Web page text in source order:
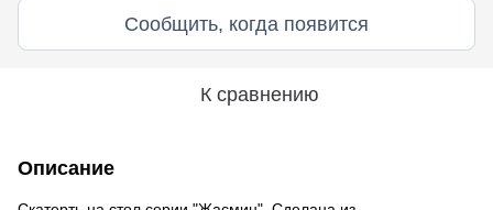
Сообщить, когда появится
К сравнению
Описание